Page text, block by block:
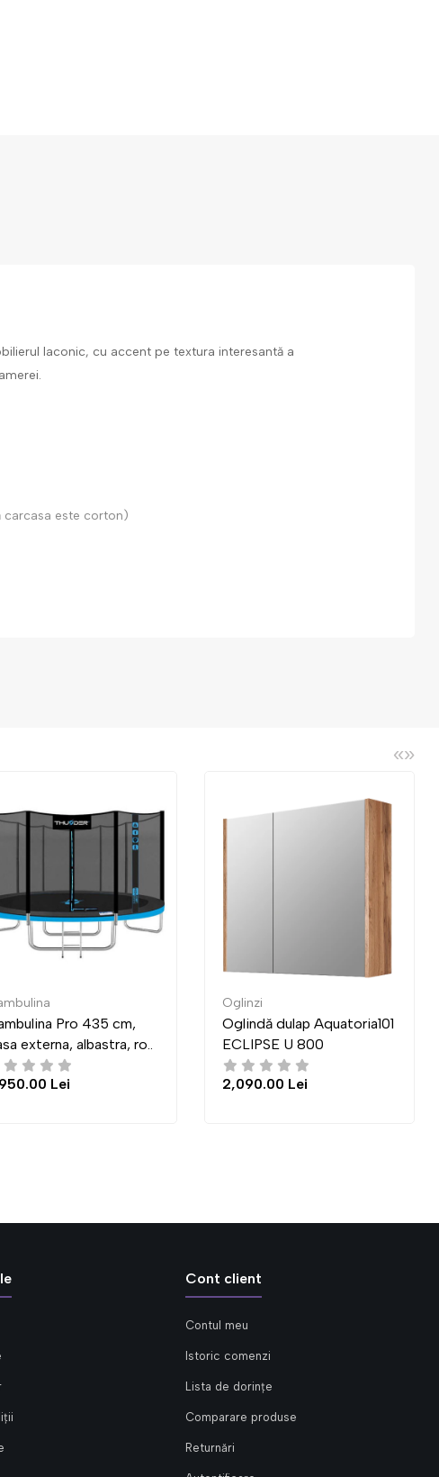
laconic, cu accent pe textura interesantă a
este corton)
«»
Pro 435 cm,
albastra, ro..
Lei
Oglindă dulap Aquatoria101
ECLIPSE U 800
2,090.00 Lei
Cont client
Contul meu
Istoric comenzi
Lista de dorințe
Comparare produse
Returnări